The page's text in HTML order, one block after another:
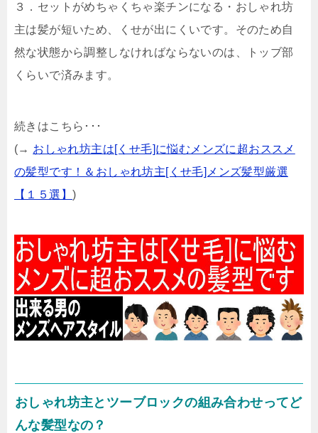
３．セットがめちゃくちゃ楽チンになる・おしゃれ坊
主は髪が短いため、くせが出にくいです。そのため自
然な状態から調整しなければならないのは、トッブ部
くらいで済みます。
続きはこちら･･･
(→ おしゃれ坊主は[くせ毛]に悩むメンズに超おススメ
の髪型です！＆おしゃれ坊主[くせ毛]メンズ髪型厳選
【１５選】 )
おしゃれ坊主とツーブロックの組み合わせってど
んな髪型なの？